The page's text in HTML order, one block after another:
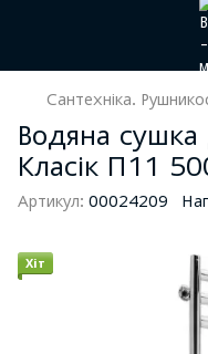
Сантехніка.
Водяна сушка
Класік П11
Артикул: 00024209
Хіт